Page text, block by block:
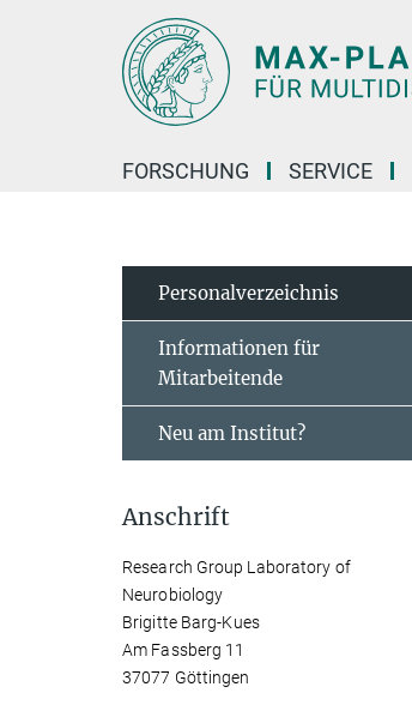
FORSCHUNG SERVICE
Personal­verzeichnis
Informationen für
Mitarbeitende
Neu am Institut?
Anschrift
Research Group Laboratory of
Neurobiology
Brigitte Barg-Kues
Am Fassberg 11
37077 Göttingen